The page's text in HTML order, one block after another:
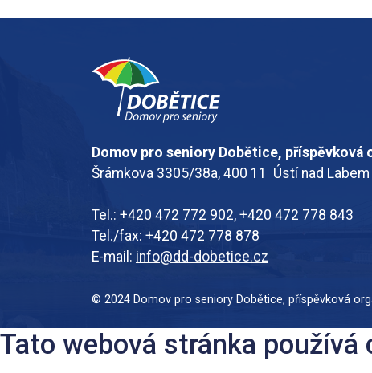
Domov pro seniory Dobětice, příspěvková
Šrámkova 3305/38a, 400 11 Ústí nad Labem
Tel.: +420 472 772 902, +420 472 778 843
Tel./fax: +420 472 778 878
E-mail: info@dd-dobetice.cz
© 2024 Domov pro seniory Dobětice, příspěvková
Tato webová stránka používá